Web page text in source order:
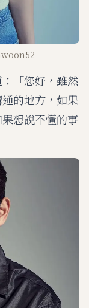
「您好，雖然
的地方，如果
想說不懂的事